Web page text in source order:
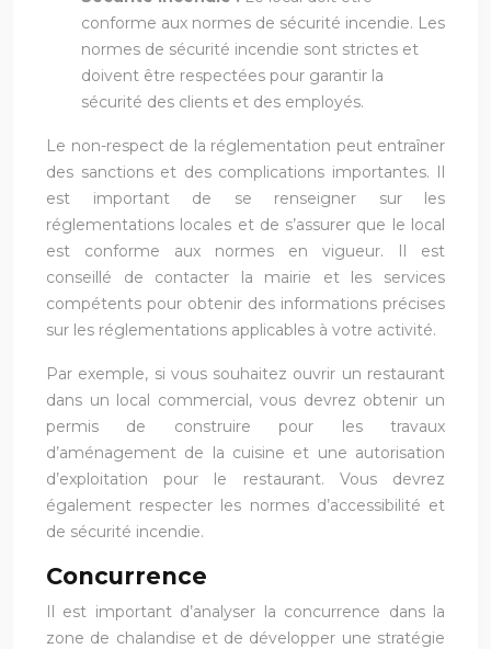
conforme aux normes de sécurité incendie. Les
normes de sécurité incendie sont strictes et
doivent être respectées pour garantir la
sécurité des clients et des employés.
Le non-respect de la réglementation peut entraîner
des sanctions et des complications importantes. Il
est important de se renseigner sur les
réglementations locales et de s’assurer que le local
est conforme aux normes en vigueur. Il est
conseillé de contacter la mairie et les services
compétents pour obtenir des informations précises
sur les réglementations applicables à votre activité.
Par exemple, si vous souhaitez ouvrir un restaurant
dans un local commercial, vous devrez obtenir un
permis de construire pour les travaux
d’aménagement de la cuisine et une autorisation
d’exploitation pour le restaurant. Vous devrez
également respecter les normes d’accessibilité et
de sécurité incendie.
Concurrence
Il est important d’analyser la concurrence dans la
zone de chalandise et de développer une stratégie